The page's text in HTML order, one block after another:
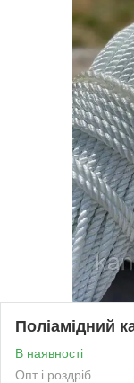
Поліамідний
В наявності
Опт і роздріб